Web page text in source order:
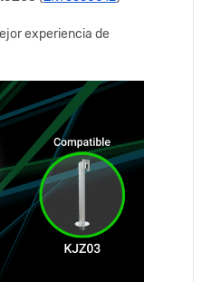
experiencia de